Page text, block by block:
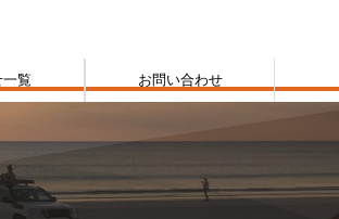
一覧 お問い合わせ